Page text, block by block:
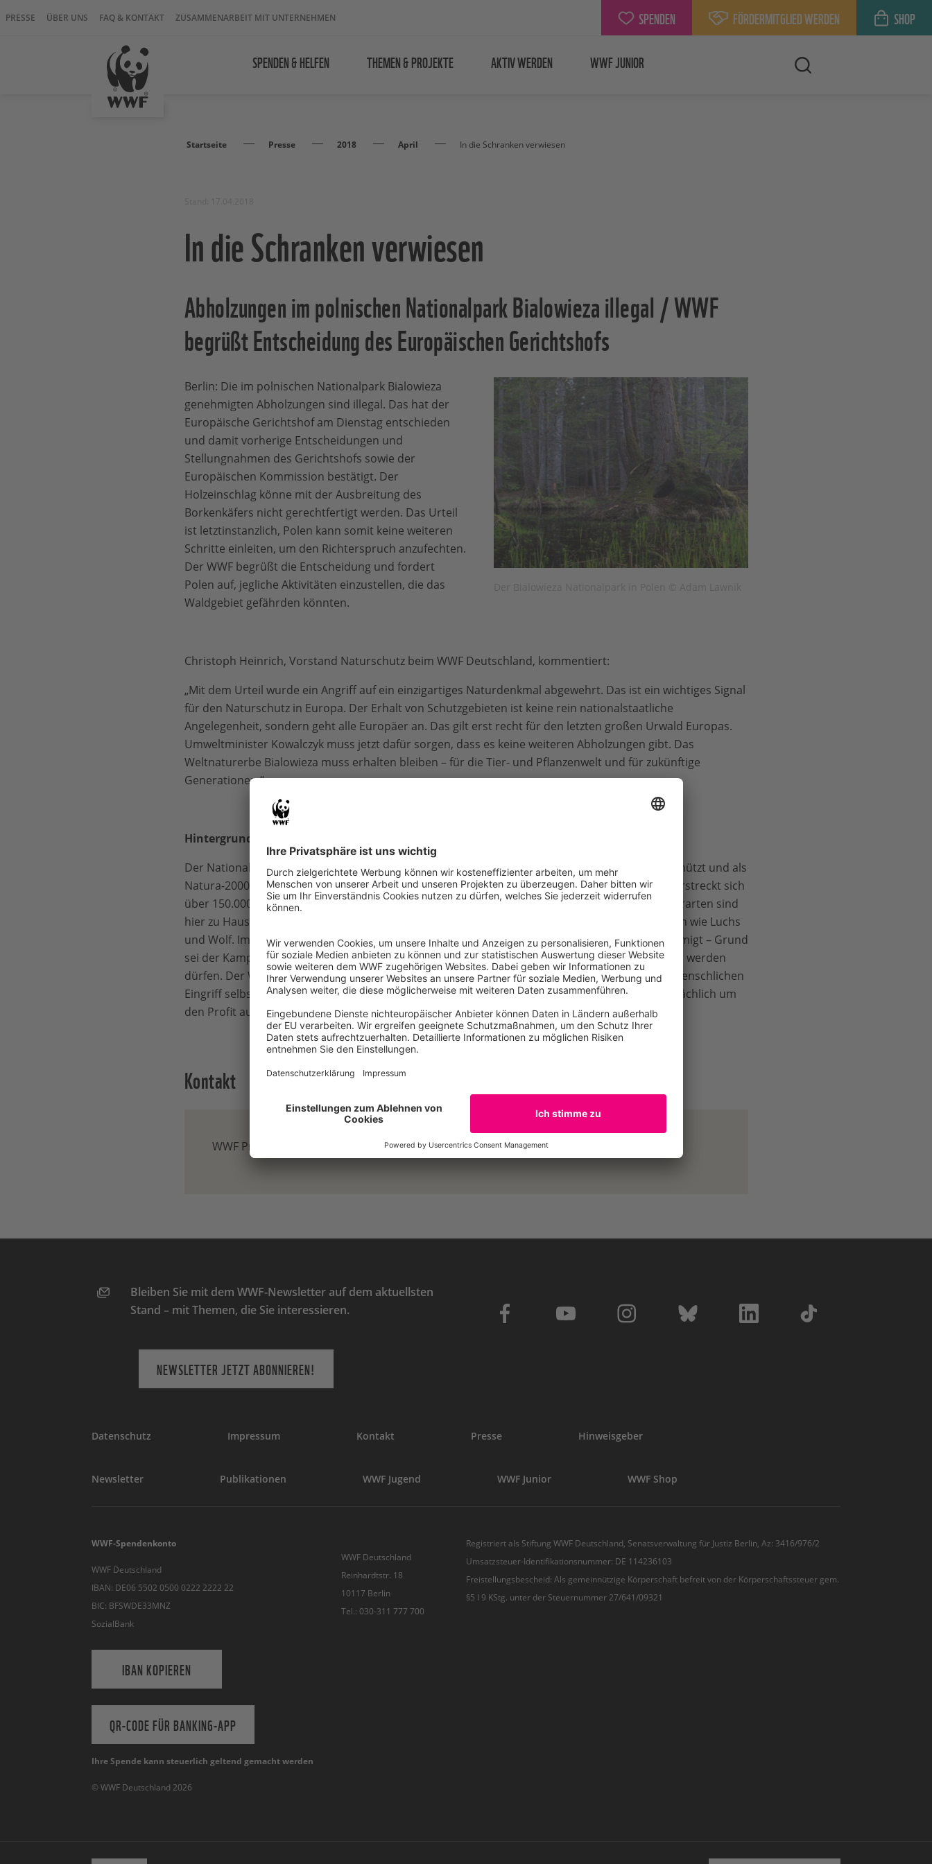
PRESSE ÜBER UNS FAQ & KONTAKT ZUSAMMENARBEIT MIT UNTERNEHMEN SPENDEN FÖRDERMITGLIED WERDEN SHOP
SPENDEN & HELFEN THEMEN & PROJEKTE AKTIV WERDEN WWF JUNIOR
Startseite Presse 2018 April In die Schranken verwiesen
In die Schranken verwiesen
Abholzungen im polnischen Nationalpark Bialowieza illegal / WWF
begrüßt Entscheidung des Europäischen Gerichtshofs
Berlin: Die im polnischen Nationalpark Bialowieza
genehmigten Abholzungen sind illegal. Das hat der
Europäische Gerichtshof am Dienstag entschieden
und damit vorherige Entscheidungen und
Stellungnahmen des Gerichtshofs sowie der
Europäischen Kommission bestätigt. Der
Holzeinschlag könne mit der Ausbreitung des
Borkenkäfers nicht gerechtfertigt werden. Das Urteil
ist letztinstanzlich, Polen kann somit keine weiteren
Schritte einleiten, um den Richterspruch anzufechten.
Der WWF begrüßt die Entscheidung und fordert
Polen auf, jegliche Aktivitäten einzustellen, die das
Waldgebiet gefährden könnten.
Christoph Heinrich, Vorstand Naturschutz beim WWF Deutschland, kommentiert:
„Mit dem Urteil wurde ein Angriff auf ein einzigartiges Naturdenkmal abgewehrt. Das ist ein wichtiges Signal
für den Naturschutz in Europa. Der Erhalt von Schutzgebieten ist keine rein nationalstaatliche
Angelegenheit, sondern geht alle Europäer an. Das gilt erst recht für den letzten großen Urwald Europas.
Umweltminister Kowalczyk muss jetzt dafür sorgen, dass es keine weiteren Abholzungen gibt. Das
Weltnaturerbe Bialowieza muss erhalten bleiben – für die Tier- und Pflanzenwelt und für zukünftige
Generationen.“
Hintergrund
Der Nationalpark Bialowieza gilt als letzter großer Urwald in Europa. Er ist durch EU-Recht geschützt und als
Natura-2000-Gebiet eingestuft. Der Wald, der für seine sehr alten Baumbestände bekannt ist, erstreckt sich
über 150.000 Hektar entlang der Grenze zwischen Polen und Weißrussland. Mehr als 20.000 Tierarten sind
hier zu Hause, darunter die größte Bison-Population des Kontinents sowie weitere seltene Arten wie Luchs
und Wolf. Im Jahr 2016 hatte die polnische Regierung den Holzeinschlag im Schutzgebiet genehmigt – Grund
sei der Kampf gegen den Borkenkäfer. Bis 2023 sollten fast 190.000 Kubikmeter Holz geschlagen werden
dürfen. Der WWF bezeichnete die Begründung als unglaubwürdig. Der Wald könne sich ohne menschlichen
Eingriff selbst regulieren. Stattdessen dränge sich der Verdacht auf, dass es der Regierung tatsächlich um
den Profit aus dem Holzverkauf ginge.
Kontakt
WWF Presse-Team E-Mail
Bleiben Sie mit dem WWF-Newsletter auf dem aktuellsten
Stand – mit Themen, die Sie interessieren.
NEWSLETTER JETZT ABONNIEREN!
Datenschutz Impressum Kontakt Presse Hinweisgeber
Newsletter Publikationen WWF Jugend WWF Junior WWF Shop
WWF-Spendenkonto
WWF Deutschland
IBAN: DE06 5502 0500 0222 2222 22
BIC: BFSWDE33MNZ
SozialBank
IBAN KOPIEREN
QR-CODE FÜR BANKING-APP
WWF Deutschland
Reinhardtstr. 18
10117 Berlin
Tel.: 030-311 777 700
Ihre Spende kann steuerlich geltend gemacht werden
Registriert als Stiftung WWF Deutschland, Senatsverwaltung für Justiz Berlin, Az: 3416/976/2
Umsatzsteuer-Identifikationsnummer: DE 114236103
Freistellungsbescheid: Als gemeinnützige Körperschaft befreit von der Körperschaftssteuer gem.
§5 I 9 KStg. unter der Steuernummer 27/641/09321
© WWF Deutschland 2026